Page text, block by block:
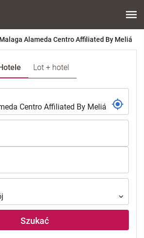
Malaga Alameda Centro Affiliated By Meliá
Lot + hotel
Szukać